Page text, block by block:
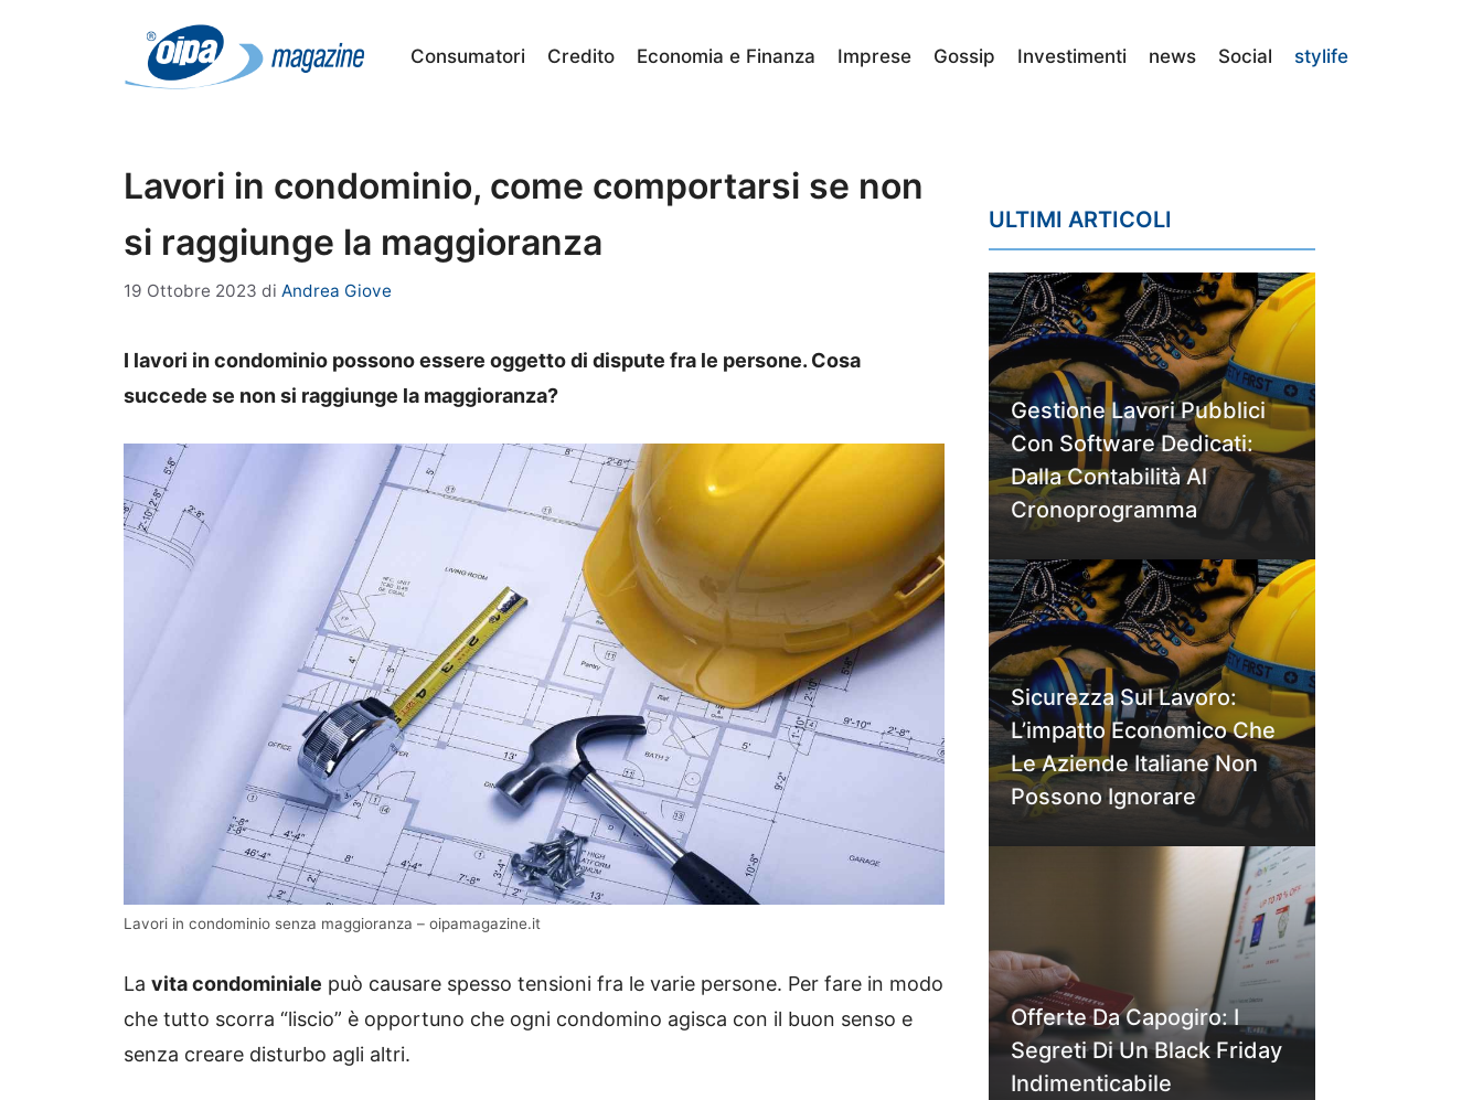
Consumatori Credito Economia e Finanza Imprese Gossip Investimenti news Social stylife
Lavori in condominio, come comportarsi se non
si raggiunge la maggioranza
19 Ottobre 2023 di Andrea Giove
I lavori in condominio possono essere oggetto di dispute fra le persone. Cosa
succede se non si raggiunge la maggioranza?
Lavori in condominio senza maggioranza – oipamagazine.it
La vita condominiale può causare spesso tensioni fra le varie persone. Per fare in modo
che tutto scorra “liscio” è opportuno che ogni condomino agisca con il buon senso e
senza creare disturbo agli altri.
ULTIMI ARTICOLI
Gestione Lavori Pubblici
Con Software Dedicati:
Dalla Contabilità Al
Cronoprogramma
Sicurezza Sul Lavoro:
L’impatto Economico Che
Le Aziende Italiane Non
Possono Ignorare
Offerte Da Capogiro: I
Segreti Di Un Black Friday
Indimenticabile